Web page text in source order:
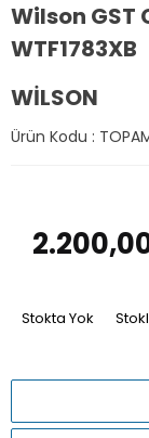
Wilson GST
WTF1783XB
WILSON
Ürün Kodu :
Stokta Yok